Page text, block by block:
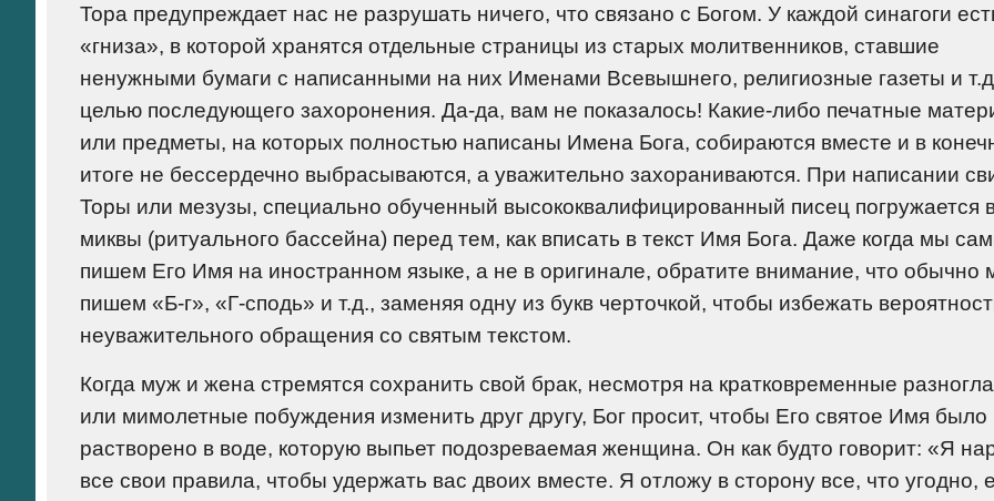
Тора предупреждает нас не разрушать ничего, что связано с Богом. У каждой синагоги
«гниза», в которой хранятся отдельные страницы из старых молитвенников, ставшие
ненужными бумаги с написанными на них Именами Всевышнего, религиозные газеты и
целью последующего захоронения. Да-да, вам не показалось! Какие-либо печатные
или предметы, на которых полностью написаны Имена Бога, собираются вместе и в
итоге не бессердечно выбрасываются, а уважительно захораниваются. При написании
Торы или мезузы, специально обученный высококвалифицированный писец погружается
миквы (ритуального бассейна) перед тем, как вписать в текст Имя Бога. Даже когда мы
пишем Его Имя на иностранном языке, а не в оригинале, обратите внимание, что обычно
пишем «Б-г», «Г-сподь» и т.д., заменяя одну из букв черточкой, чтобы избежать
неуважительного обращения со святым текстом.
Когда муж и жена стремятся сохранить свой брак, несмотря на кратковременные
или мимолетные побуждения изменить друг другу, Бог просит, чтобы Его святое Имя было
растворено в воде, которую выпьет подозреваемая женщина. Он как будто говорит: «Я
все свои правила, чтобы удержать вас двоих вместе. Я отложу в сторону все, что угодно,